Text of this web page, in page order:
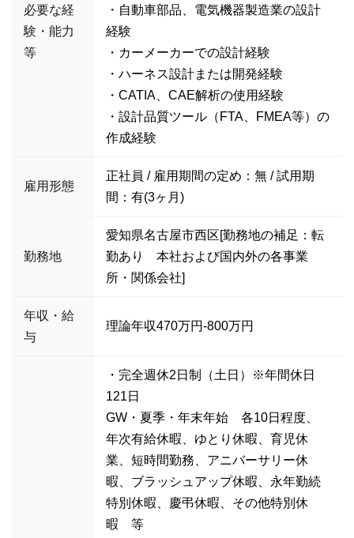
必要な経
験・能力
等
・自動車部品、電気機器製造業の設計
経験
・カーメーカーでの設計経験
・ハーネス設計または開発経験
・CATIA、CAE解析の使用経験
・設計品質ツール（FTA、FMEA等）の
作成経験
雇用形態
正社員 / 雇用期間の定め：無 / 試用期
間：有(3ヶ月)
勤務地
愛知県名古屋市西区[勤務地の補足：転
勤あり 本社および国内外の各事業
所・関係会社]
年収・給
与
理論年収470万円-800万円
・完全週休2日制（土日）※年間休日
121日
GW・夏季・年末年始 各10日程度、
年次有給休暇、ゆとり休暇、育児休
業、短時間勤務、アニバーサリー休
暇、ブラッシュアップ休暇、永年勤続
特別休暇、慶弔休暇、その他特別休
暇 等